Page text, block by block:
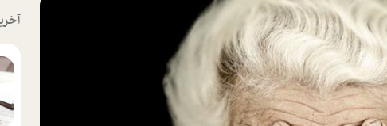
پکيج نوروزي موفقيت
تقویم رومیزی
تقویم دیواری